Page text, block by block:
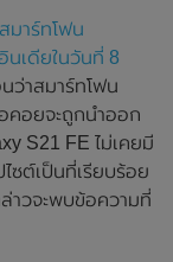
มาร์ทโฟน
นเดียในวันที่ 8
ว่าสมาร์ทโฟน
คอยจะถูกนำออก
S21 FE ไม่เคยมี
ซต์เป็นที่เรียบร้อย
าวจะพบข้อความที่